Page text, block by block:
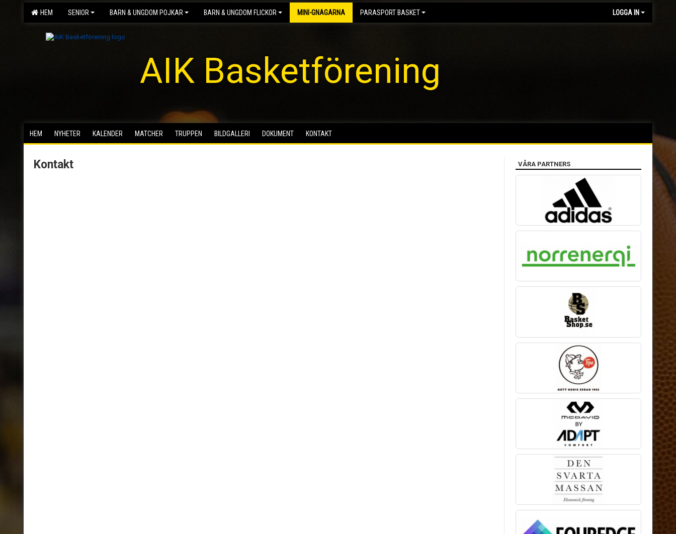
HEM SENIOR BARN & UNGDOM POJKAR BARN & UNGDOM FLICKOR MINI-GNAGARNA PARASPORT BASKET LOGGA IN
AIK Basketförening
HEM NYHETER KALENDER MATCHER TRUPPEN BILDGALLERI DOKUMENT KONTAKT
Kontakt VÅRA PARTNERS